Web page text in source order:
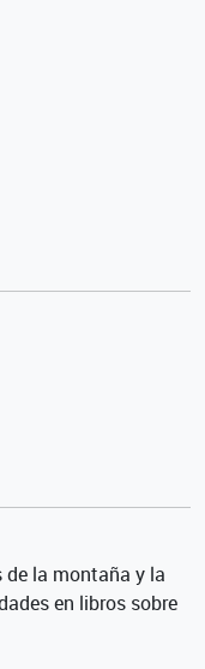
la montaña y la
en libros sobre